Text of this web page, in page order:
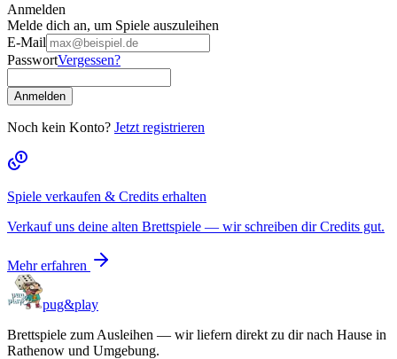
Anmelden
Melde dich an, um Spiele auszuleihen
E-Mail
PasswortVergessen?
Anmelden
Noch kein Konto? Jetzt registrieren
Spiele verkaufen & Credits erhalten
Verkauf uns deine alten Brettspiele — wir schreiben dir Credits gut.
Mehr erfahren
pug&play
Brettspiele zum Ausleihen — wir liefern direkt zu dir nach Hause in
Rathenow und Umgebung.